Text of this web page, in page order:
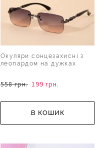
Окуляри сонцезахисні з
леопардом на дужках
558 грн. 199 грн.
В КОШИК